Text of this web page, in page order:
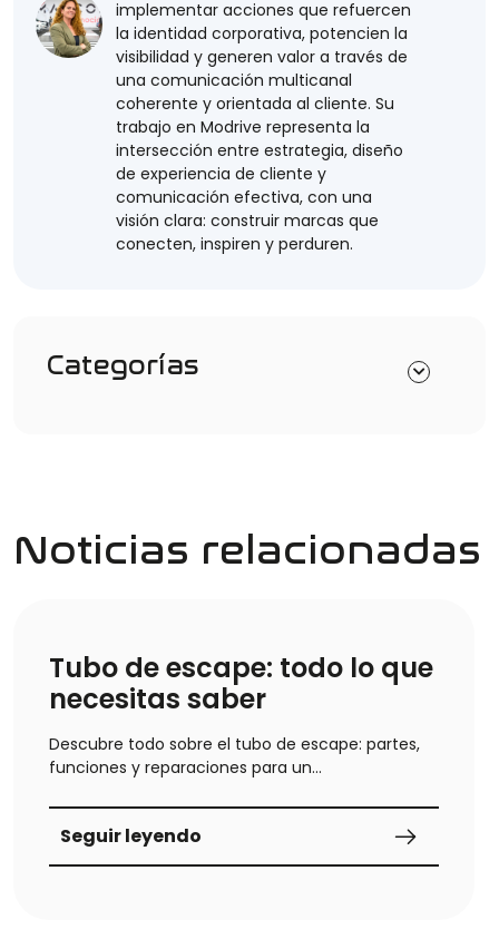
implementar acciones que refuercen
la identidad corporativa, potencien la
visibilidad y generen valor a través de
una comunicación multicanal
coherente y orientada al cliente. Su
trabajo en Modrive representa la
intersección entre estrategia, diseño
de experiencia de cliente y
comunicación efectiva, con una
visión clara: construir marcas que
conecten, inspiren y perduren.
Categorías
Noticias relacionadas
Tubo de escape: todo lo que
necesitas saber
Descubre todo sobre el tubo de escape: partes,
funciones y reparaciones para un
completa en nuestro blog!Descubre el tubo de
escape, qué es y cuáles son sus funciones
Seguir leyendo